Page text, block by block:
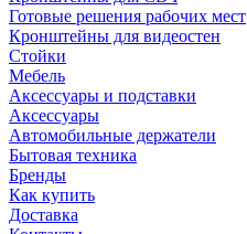
Готовые решения рабочих мест
Кронштейны для видеостен
Стойки
Мебель
Аксессуары и подставки
Аксессуары
Автомобильные держатели
Бытовая техника
Бренды
Как купить
Доставка